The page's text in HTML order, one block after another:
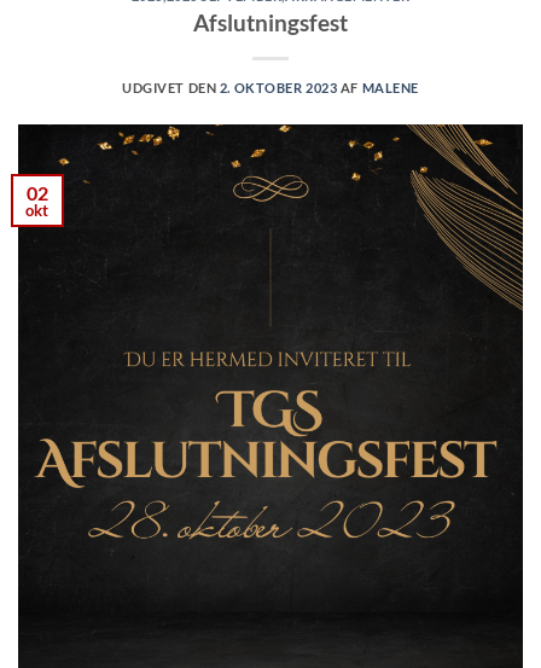
Afslutningsfest
UDGIVET DEN 2. OKTOBER 2023 AF MALENE
02
okt